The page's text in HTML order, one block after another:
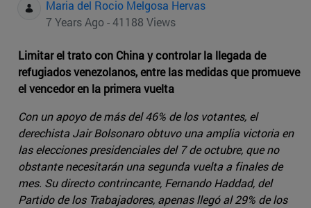
Maria del Rocio Melgosa Hervas
7 Years Ago - 41188 Views
Limitar el trato con China y controlar la llegada de
refugiados venezolanos, entre las medidas que promueve
el vencedor en la primera vuelta
Con un apoyo de más del 46% de los votantes, el
derechista Jair Bolsonaro obtuvo una amplia victoria en
las elecciones presidenciales del 7 de octubre, que no
obstante necesitarán una segunda vuelta a finales de
mes. Su directo contrincante, Fernando Haddad, del
Partido de los Trabajadores, apenas llegó al 29% de los